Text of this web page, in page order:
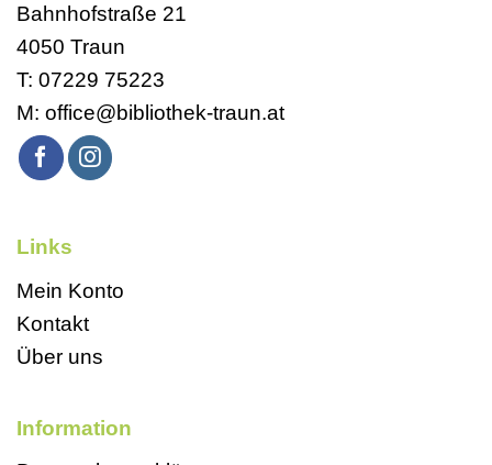
Bahnhofstraße 21
4050 Traun
T: 07229 75223
M: office@bibliothek-traun.at
Links
Mein Konto
Kontakt
Über uns
Information